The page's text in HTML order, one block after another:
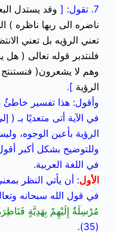
7. تقول: [
وقد يستدل
ناضره الى ربها ناظره )
تعني الرؤيه بل تعني
فلنتدبر قوله تعالى ( هل
وهم لا يشعرون( فنستنتج
الرؤية ].
وأقول: هذا تفسير خاطئٌ
في الآية أتى متعديًا بـ (
الرؤية بأعين الوجوه،
وللتوضيح بشكل أكبر
في اللغة العربية.
الأول: أن يأتي النظر
في قول الله سبحانه
مُرْسِلَةٌ إِلَيْهِمْ بِهَدِيَّةٍ
(35).